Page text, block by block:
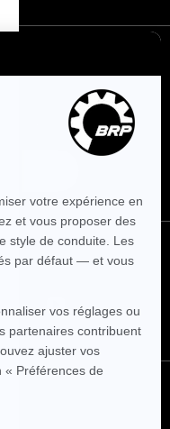
les dernières nouvelles, les